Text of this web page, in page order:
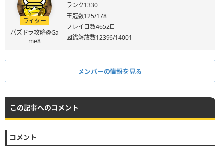
ライター
パズドラ攻略@Ga
me8
ランク1330
王冠数125/178
プレイ日数4652日
図鑑解放数12396/14001
メンバーの情報を見る
この記事へのコメント
コメント